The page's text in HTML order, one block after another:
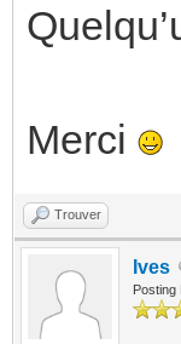
Merci
Trouver
Ives
Posting